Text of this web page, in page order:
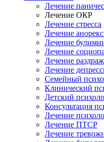
Лечение
Лечение ОКР
Лечение стресса
Лечение
Лечение
Лечение
Лечение
Лечение
Семейный
Клинический
Детский
Консультация
Лечение
Лечение ПТСР
Лечение